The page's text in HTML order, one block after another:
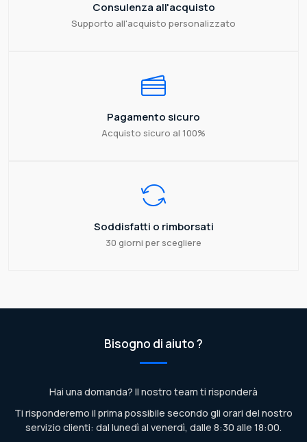
Consulenza all'acquisto
Supporto all'acquisto personalizzato
Pagamento sicuro
Acquisto sicuro al 100%
Soddisfatti o rimborsati
30 giorni per scegliere
Bisogno di aiuto ?
Hai una domanda? Il nostro team ti risponderà
Ti risponderemo il prima possibile secondo gli orari del nostro
servizio clienti: dal lunedì al venerdì, dalle 8:30 alle 18:00.